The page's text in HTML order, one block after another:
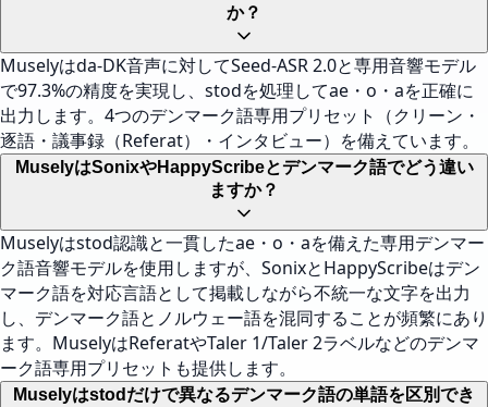
か？
Muselyはda-DK音声に対してSeed-ASR 2.0と専用音響モデル
で97.3%の精度を実現し、stodを処理してae・o・aを正確に
出力します。4つのデンマーク語専用プリセット（クリーン・
逐語・議事録（Referat）・インタビュー）を備えています。
MuselyはSonixやHappyScribeとデンマーク語でどう違い
ますか？
Muselyはstod認識と一貫したae・o・aを備えた専用デンマー
ク語音響モデルを使用しますが、SonixとHappyScribeはデン
マーク語を対応言語として掲載しながら不統一な文字を出力
し、デンマーク語とノルウェー語を混同することが頻繁にあり
ます。MuselyはReferatやTaler 1/Taler 2ラベルなどのデンマ
ーク語専用プリセットも提供します。
Muselyはstodだけで異なるデンマーク語の単語を区別でき